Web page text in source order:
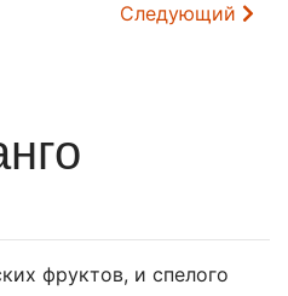
Следующий
фруктов, и спелого